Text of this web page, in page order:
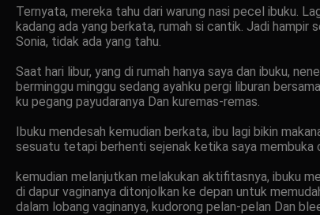
Ternyata, mereka tahu dari warung nasi pecel ibuku.
kadang ada yang berkata, rumah si cantik. Jadi hampir
Sonia, tidak ada yang tahu.
Saat hari libur, yang di rumah hanya saya dan ibuku,
berminggu minggu sedang ayahku pergi liburan
ku pegang payudaranya Dan kuremas-remas.
Ibuku mendesah kemudian berkata, ibu lagi bikin
sesuatu tetapi berhenti sejenak ketika saya membuka
kemudian melanjutkan melakukan aktifitasnya, ibuku
di dapur vaginanya ditonjolkan ke depan untuk
dalam lobang vaginanya, kudorong pelan-pelan Dan